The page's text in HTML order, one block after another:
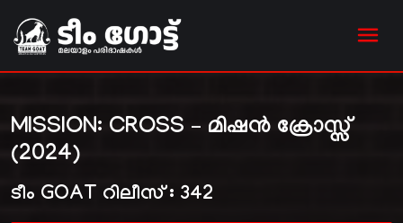
MISSION: CROSS – മിഷൻ ക്രോസ്സ്
(2024)
ടീം GOAT റിലീസ് : 342